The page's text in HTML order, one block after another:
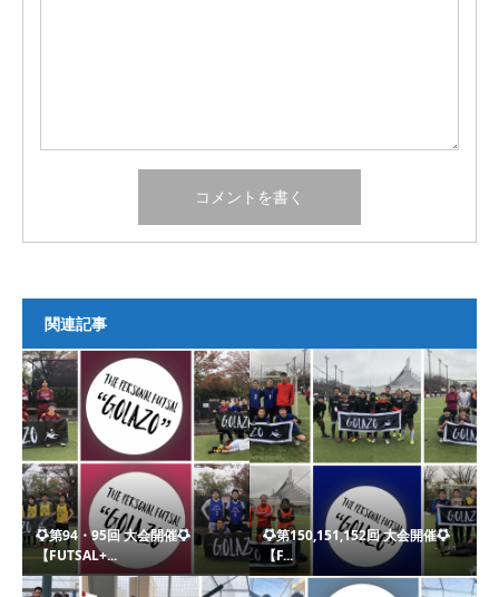
関連記事
第94・95回 大会開催
【FUTSAL+...
第150,151,152回 大会開催
【F...